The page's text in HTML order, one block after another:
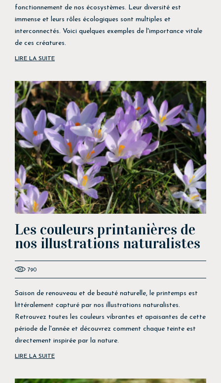
fonctionnement de nos écosystèmes. Leur diversité est
immense et leurs rôles écologiques sont multiples et
interconnectés. Voici quelques exemples de l'importance vitale
de ces créatures.
LIRE LA SUITE
Les couleurs printanières de
nos illustrations naturalistes
790
Saison de renouveau et de beauté naturelle, le printemps est
littéralement capturé par nos illustrations naturalistes.
Retrouvez toutes les couleurs vibrantes et apaisantes de cette
période de l'année et découvrez comment chaque teinte est
directement inspirée par la nature.
LIRE LA SUITE